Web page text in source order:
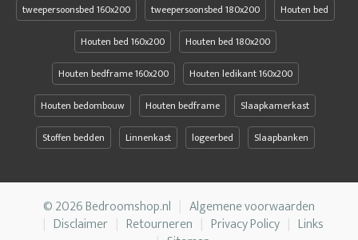
tweepersoonsbed 160x200
tweepersoonsbed 180x200
Houten bed
Houten bed 160x200
Houten bed 180x200
Houten bedframe 160x200
Houten ledikant 160x200
Houten bedombouw
Houten bedframe
Slaapkamerkast
Stoffen bedden
Linnenkast logeerbed Slaapbanken
© 2026 Bedroomshop.nl
Algemene voorwaarden
Disclaimer
Retourneren Privacy Policy
Links